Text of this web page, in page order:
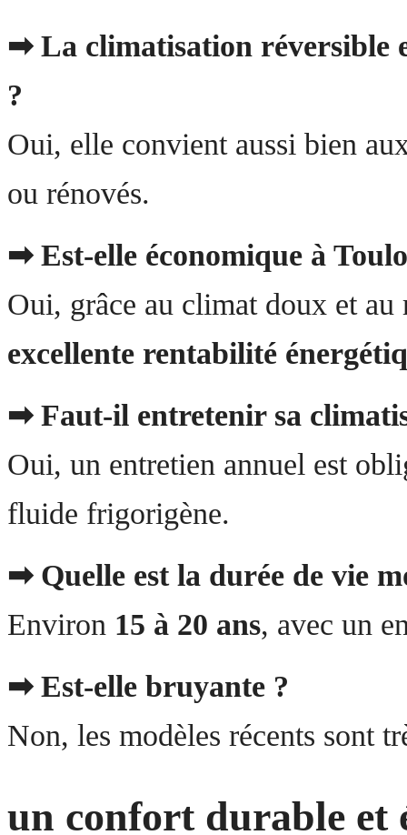
➡ La climatisation réversible
?
Oui, elle convient aussi bien
ou rénovés.
➡ Est-elle économique à
Oui, grâce au climat doux et
excellente rentabilité
➡ Faut-il entretenir sa
Oui, un entretien annuel est
fluide frigorigène.
➡ Quelle est la durée de vie
Environ 15 à 20 ans, avec un
➡ Est-elle bruyante ?
Non, les modèles récents sont
un confort durable et